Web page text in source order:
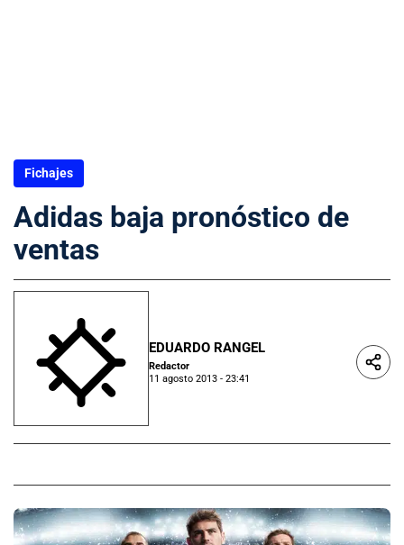
Fichajes
Adidas baja pronóstico de
ventas
EDUARDO RANGEL
Redactor
11 agosto 2013 - 23:41